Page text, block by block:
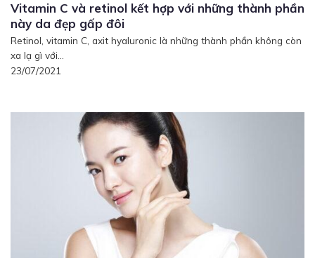
Vitamin C và retinol kết hợp với những thành phần
này da đẹp gấp đôi
Retinol, vitamin C, axit hyaluronic là những thành phần không còn
xa lạ gì với...
23/07/2021